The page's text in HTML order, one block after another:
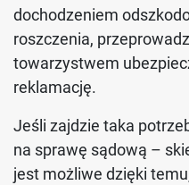
dochodzeniem
roszczenia,
towarzystwem
reklamację.
Jeśli zajdzie taka
na sprawę sądową –
jest możliwe dzięki